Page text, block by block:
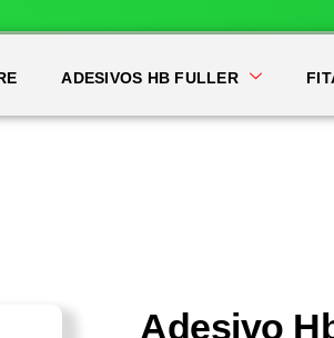
ADESIVOS HB FULLER
Adesivo